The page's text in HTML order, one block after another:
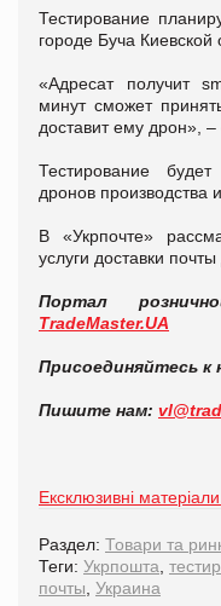
Тестирование
городе Буча Киевской
«Адресат получит
минут сможет
доставит ему дрон»,
Тестирование
дронов производства
В «Укрпочте»
услуги доставки
Портал
TradeMaster.UA
Присоединяйтесь к
Пишите нам:
Ексклюзивні
Раздел: Товари та
Теги: Укрпошта
почты Украина